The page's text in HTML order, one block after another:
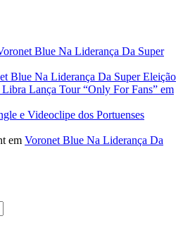
Blue Na Liderança Da Super
Blue Na Liderança Da Super Eleição
Libra Lança Tour “Only For Fans” em
e Videoclipe dos Portuenses
em Voronet Blue Na Liderança Da